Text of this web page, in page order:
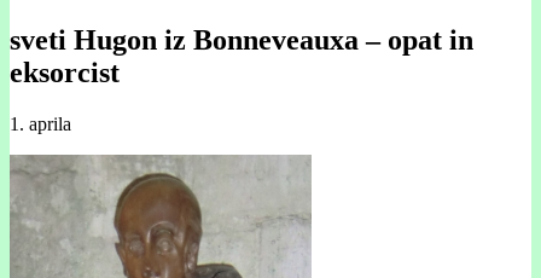
sveti Hugon iz Bonneveauxa – opat in
eksorcist
1. aprila